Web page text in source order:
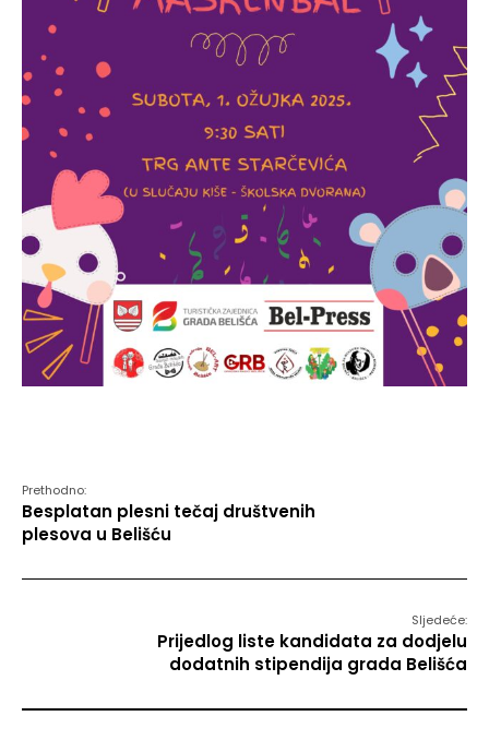
Prethodno:
Besplatan plesni tečaj društvenih
plesova u Belišću
Sljedeće:
Prijedlog liste kandidata za dodjelu
dodatnih stipendija grada Belišća